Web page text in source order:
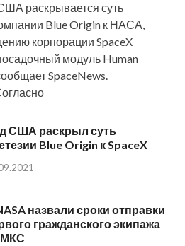
раскрывается суть
Blue Origin к НАСА,
корпорации SpaceX
модуль Human
SpaceNews.
США раскрыл суть
Blue Origin к SpaceX
назвали сроки отправки
гражданского экипажа
МКС